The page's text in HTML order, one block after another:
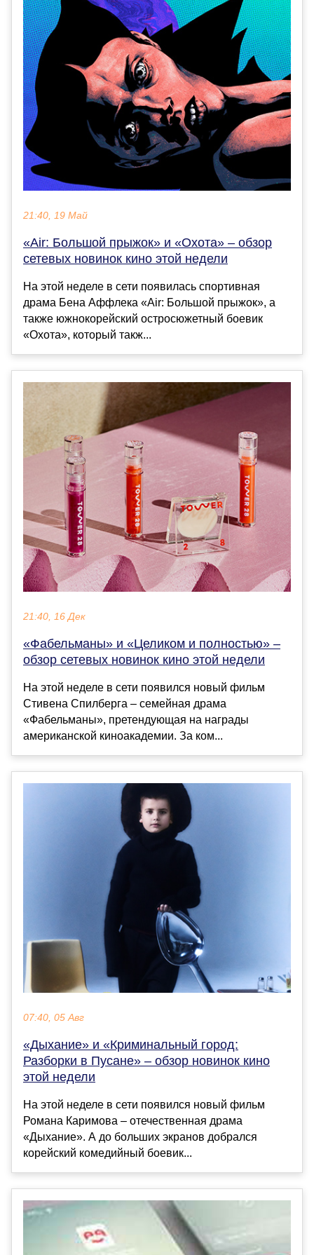
21:40, 19 Май
«Air: Большой прыжок» и «Охота» – обзор
сетевых новинок кино этой недели
На этой неделе в сети появилась спортивная
драма Бена Аффлека «Air: Большой прыжок», а
также южнокорейский остросюжетный боевик
«Охота», который такж...
21:40, 16 Дек
«Фабельманы» и «Целиком и полностью» –
обзор сетевых новинок кино этой недели
На этой неделе в сети появился новый фильм
Стивена Спилберга – семейная драма
«Фабельманы», претендующая на награды
американской киноакадемии. За ком...
07:40, 05 Авг
«Дыхание» и «Криминальный город:
Разборки в Пусане» – обзор новинок кино
этой недели
На этой неделе в сети появился новый фильм
Романа Каримова – отечественная драма
«Дыхание». А до больших экранов добрался
корейский комедийный боевик...